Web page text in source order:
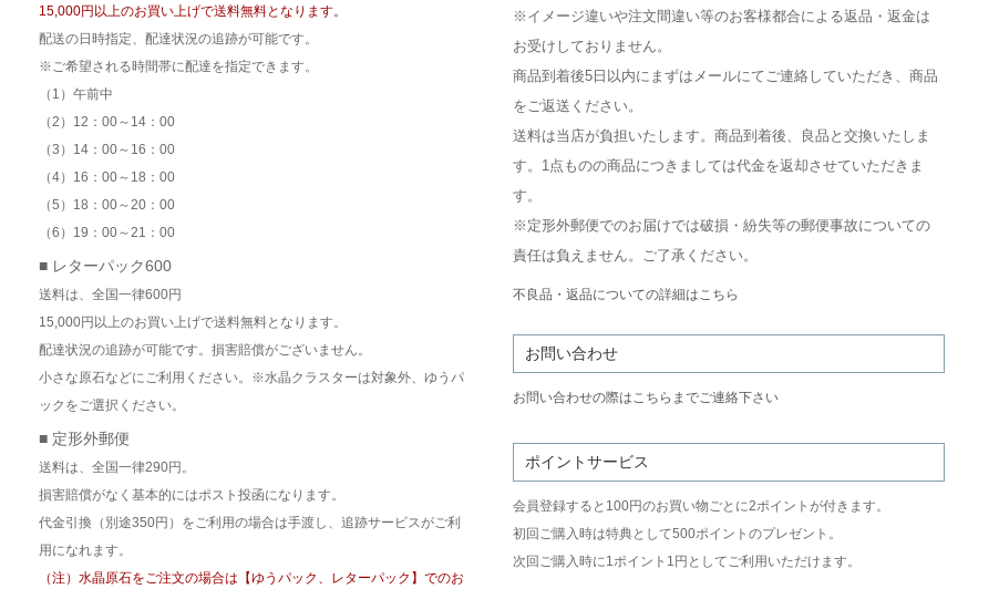
15,000円以上のお買い上げで送料無料となります。
配送の日時指定、配達状況の追跡が可能です。
※ご希望される時間帯に配達を指定できます。
（1）午前中
（2）12：00～14：00
（3）14：00～16：00
（4）16：00～18：00
（5）18：00～20：00
（6）19：00～21：00
■ レターパック600
送料は、全国一律600円
15,000円以上のお買い上げで送料無料となります。
配達状況の追跡が可能です。損害賠償がございません。
小さな原石などにご利用ください。※水晶クラスターは対象外、ゆうパ
ックをご選択ください。
■ 定形外郵便
送料は、全国一律290円。
損害賠償がなく基本的にはポスト投函になります。
代金引換（別途350円）をご利用の場合は手渡し、追跡サービスがご利
用になれます。
（注）水晶原石をご注文の場合は【ゆうパック、レターパック】でのお
※イメージ違いや注文間違い等のお客様都合による返品・返金は
お受けしておりません。
商品到着後5日以内にまずはメールにてご連絡していただき、商品
をご返送ください。
送料は当店が負担いたします。商品到着後、良品と交換いたしま
す。1点ものの商品につきましては代金を返却させていただきま
す。
※定形外郵便でのお届けでは破損・紛失等の郵便事故についての
責任は負えません。ご了承ください。
不良品・返品についての詳細はこちら
お問い合わせ
お問い合わせの際はこちらまでご連絡下さい
ポイントサービス
会員登録すると100円のお買い物ごとに2ポイントが付きます。
初回ご購入時は特典として500ポイントのプレゼント。
次回ご購入時に1ポイント1円としてご利用いただけます。